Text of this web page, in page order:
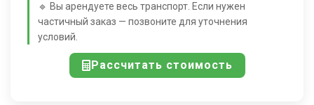
🔹 Вы арендуете весь транспорт. Если нужен
частичный заказ — позвоните для уточнения
условий.
Рассчитать стоимость